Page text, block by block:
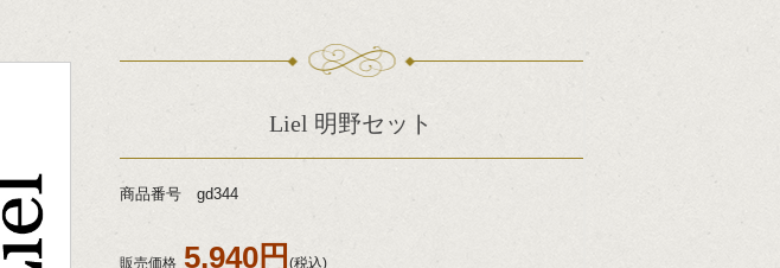
Liel 明野セット
商品番号 gd344
販売価格 5,940円 (税込)